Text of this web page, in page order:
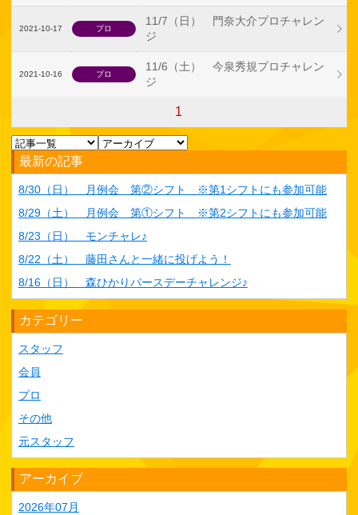
2021-10-17 プロ
11/7（日） 門奈大介プロチャレン
ジ
2021-10-16 プロ
11/6（土） 今泉秀規プロチャレン
ジ
1
最新の記事
8/30（日） 月例会 第②シフト ※第1シフトにも参加可能
8/29（土） 月例会 第①シフト ※第2シフトにも参加可能
8/23（日） モンチャレ♪
8/22（土） 藤田さんと一緒に投げよう！
8/16（日） 森ひかりバースデーチャレンジ♪
カテゴリー
スタッフ
会員
プロ
その他
元スタッフ
アーカイブ
2026年07月